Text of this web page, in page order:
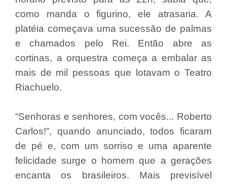
como manda o figurino, ele atrasaria. A
platéia começava uma sucessão de palmas
e chamados pelo Rei. Então abre as
cortinas, a orquestra começa a embalar as
mais de mil pessoas que lotavam o Teatro
Riachuelo.
“Senhoras e senhores, com vocês... Roberto
Carlos!”, quando anunciado, todos ficaram
de pé e, com um sorriso e uma aparente
felicidade surge o homem que a gerações
encanta os brasileiros. Mais previsível